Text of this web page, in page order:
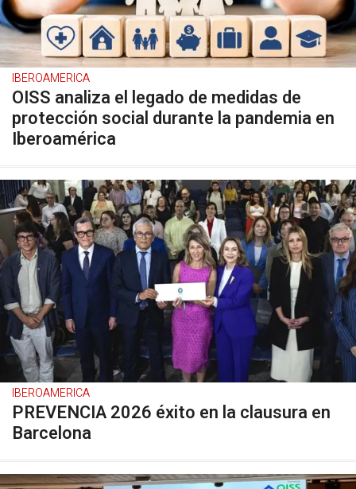
IBEROAMERICA
OISS analiza el legado de medidas de
protección social durante la pandemia en
Iberoamérica
IBEROAMERICA
PREVENCIA 2026 éxito en la clausura en
Barcelona